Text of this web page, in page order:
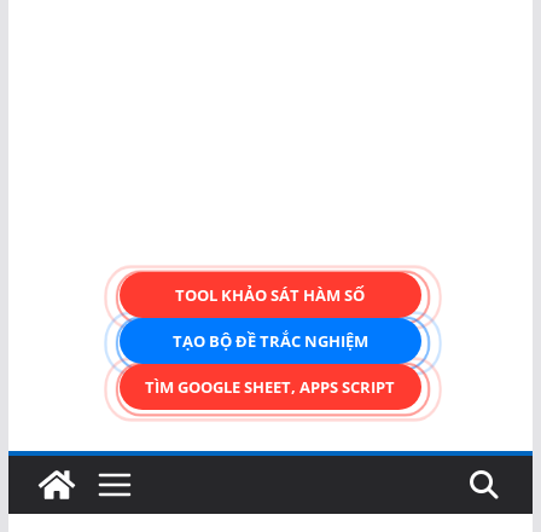
TOOL KHẢO SÁT HÀM SỐ
TẠO BỘ ĐỀ TRẮC NGHIỆM
TÌM GOOGLE SHEET, APPS SCRIPT